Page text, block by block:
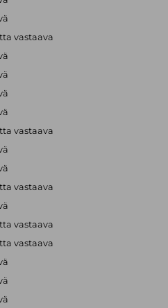
vastaava
vastaava
vastaava
vastaava
vastaava